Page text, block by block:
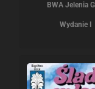
BWA Jelenia
Wydanie I